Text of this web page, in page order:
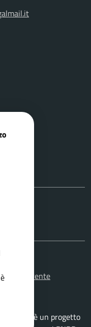
trasparente
è un progetto